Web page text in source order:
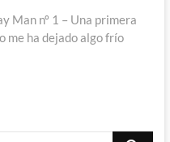
Man nº 1 – Una primera
me ha dejado algo frío